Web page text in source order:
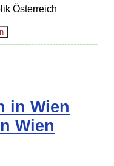
Österreich
in Wien
Wien